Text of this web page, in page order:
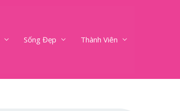
Sống Đẹp Thành Viên